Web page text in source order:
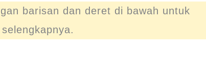
barisan dan deret di bawah untuk